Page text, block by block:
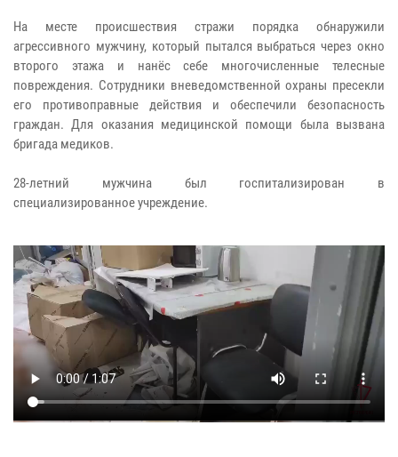
На месте происшествия стражи порядка обнаружили
агрессивного мужчину, который пытался выбраться через окно
второго этажа и нанёс себе многочисленные телесные
повреждения. Сотрудники вневедомственной охраны пресекли
его противоправные действия и обеспечили безопасность
граждан. Для оказания медицинской помощи была вызвана
бригада медиков.
28-летний мужчина был госпитализирован в
специализированное учреждение.